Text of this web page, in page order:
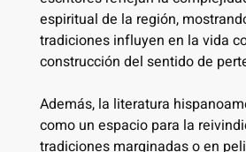
espiritual de la región,
tradiciones influyen en la vida
construcción del sentido de
Además, la literatura
como un espacio para la
tradiciones marginadas o en